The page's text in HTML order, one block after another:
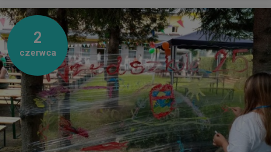
2
czerwca